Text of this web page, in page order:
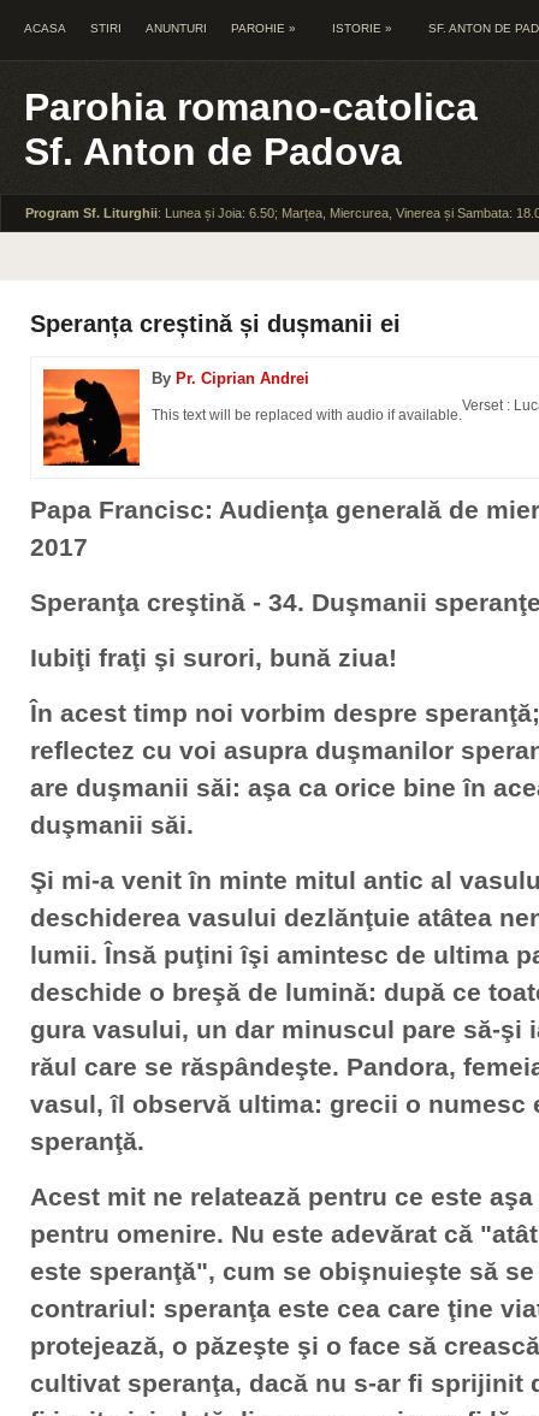
ACASA STIRI ANUNTURI PAROHIE » ISTORIE » SF. ANTON DE
Parohia romano-catolica
Sf. Anton de Padova
Program Sf. Liturghii: Lunea și Joia: 6.50; Marțea, Miercurea, Vinerea și Sambata:
Speranța creștină și dușmanii ei
By Pr. Ciprian Andrei
Verset :
This text will be replaced with audio if available.
Papa Francisc: Audienţa generală de
2017
Speranţa creştină - 34. Duşmanii
Iubiţi fraţi şi surori, bună ziua!
În acest timp noi vorbim despre
reflectez cu voi asupra duşmanilor
are duşmanii săi: aşa ca orice bine în
duşmanii săi.
Şi mi-a venit în minte mitul antic al
deschiderea vasului dezlănţuie atâtea
lumii. Însă puţini îşi amintesc de ultima
deschide o breşă de lumină: după ce
gura vasului, un dar minuscul pare să-şi
răul care se răspândeşte. Pandora,
vasul, îl observă ultima: grecii o numesc
speranţă.
Acest mit ne relatează pentru ce este
pentru omenire. Nu este adevărat că
este speranţă", cum se obişnuieşte să
contrariul: speranţa este cea care ţine
protejează, o păzeşte şi o face să
cultivat speranţa, dacă nu s-ar fi sprijinit